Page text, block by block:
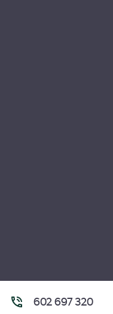
602 697 320